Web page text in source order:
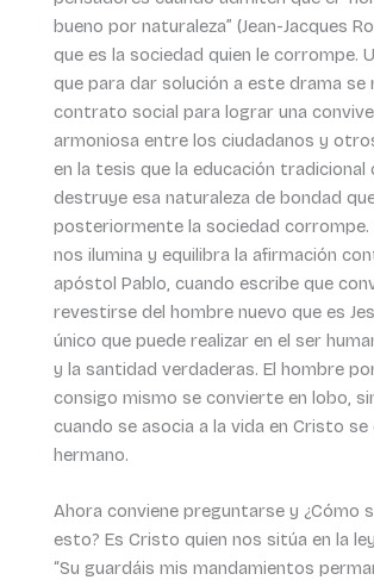
bueno por naturaleza” (Jean-Jacques
que es la sociedad quien le corrompe.
que para dar solución a este drama se
contrato social para lograr una
armoniosa entre los ciudadanos y
en la tesis que la educación tradicional
destruye esa naturaleza de bondad
posteriormente la sociedad corrompe.
nos ilumina y equilibra la afirmación
apóstol Pablo, cuando escribe que
revestirse del hombre nuevo que es
único que puede realizar en el ser
y la santidad verdaderas. El hombre
consigo mismo se convierte en lobo,
cuando se asocia a la vida en Cristo
hermano.
Ahora conviene preguntarse y ¿Cómo
esto? Es Cristo quien nos sitúa en la
“Su guardáis mis mandamientos